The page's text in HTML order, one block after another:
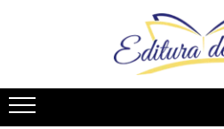
Capital
Evenimentul Zilei
Artă
Beletristică
Cărți
Reviste
Capital
Evenimentul Istoric
Reviste
Comunicate
Cărți
Reviste